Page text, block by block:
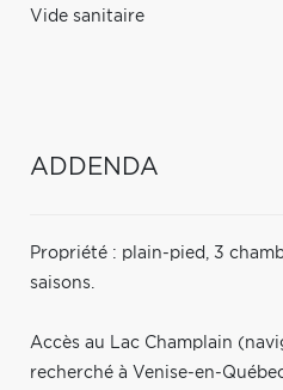
Vide sanitaire
ADDENDA
Propriété : plain-pied, 3
saisons.
Accès au Lac Champlain
recherché à Venise-en-